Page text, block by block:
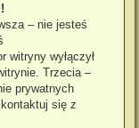
– nie jesteś
witryny wyłączył
Trzecia –
prywatnych
się z